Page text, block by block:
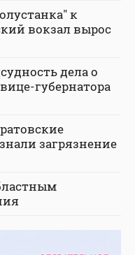
к
вокзал вырос
дела о
губернатора
загрязнение